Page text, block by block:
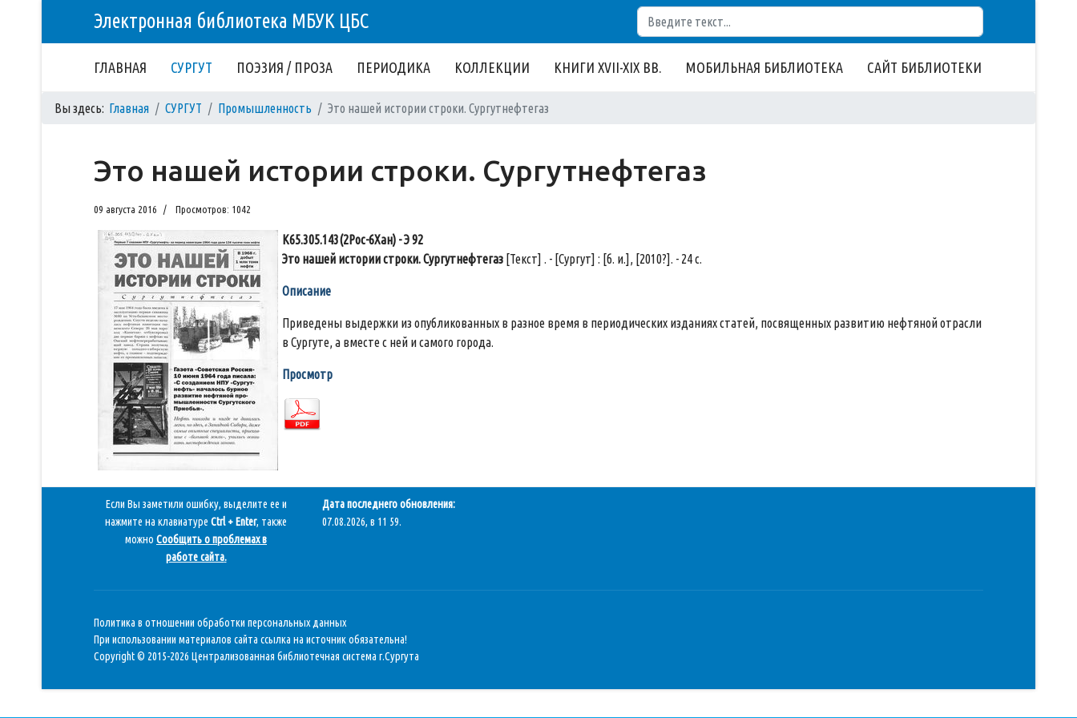
Электронная библиотека МБУК ЦБС
ГЛАВНАЯ СУРГУТ ПОЭЗИЯ / ПРОЗА ПЕРИОДИКА КОЛЛЕКЦИИ КНИГИ XVII-XIX ВВ. МОБИЛЬНАЯ БИБЛИОТЕКА САЙТ БИБЛИОТЕКИ
Вы здесь: Главная СУРГУТ Промышленность Это нашей истории строки. Сургутнефтегаз
Это нашей истории строки. Сургутнефтегаз
09 августа 2016 Просмотров: 1042
К65.305.143(2Рос-6Хан) - Э 92
Это нашей истории строки. Сургутнефтегаз [Текст] . - [Сургут] : [б. и.], [2010?]. - 24 с.
Описание
Приведены выдержки из опубликованных в разное время в периодических изданиях статей, посвященных развитию нефтяной отрасли
в Сургуте, а вместе с ней и самого города.
Просмотр
Если Вы заметили ошибку, выделите ее и
нажмите на клавиатуре Ctrl + Enter, также
можно Сообщить о проблемах в
работе сайта.
Дата последнего обновления:
07.08.2026, в 11 59.
Политика в отношении обработки персональных данных
При использовании материалов сайта ссылка на источник обязательна!
Copyright © 2015-2026 Централизованная библиотечная система г.Сургута